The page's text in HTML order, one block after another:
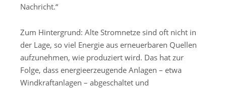
Nachricht.“
Zum Hintergrund: Alte Stromnetze sind oft nicht in
der Lage, so viel Energie aus erneuerbaren Quellen
aufzunehmen, wie produziert wird. Das hat zur
Folge, dass energieerzeugende Anlagen – etwa
Windkraftanlagen – abgeschaltet und